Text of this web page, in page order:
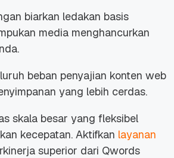
biarkan ledakan basis
media menghancurkan
beban penyajian konten web
yang lebih cerdas.
skala besar yang fleksibel
kecepatan. Aktifkan layanan
superior dari Qwords